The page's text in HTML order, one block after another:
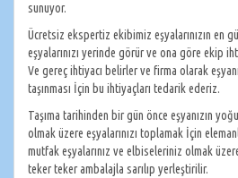
sunuyor.
Ücretsiz ekspertiz ekibimiz eşyalarınızın en
eşyalarınızı yerinde görür ve ona göre ekip
Ve gereç ihtiyacı belirler ve firma olarak
taşınması İçin bu ihtiyaçları tedarik ederiz.
Taşıma tarihinden bir gün önce eşyanızın
olmak üzere eşyalarınızı toplamak İçin
mutfak eşyalarınız ve elbiseleriniz olmak
teker teker ambalajla sarılıp yerleştirilir.